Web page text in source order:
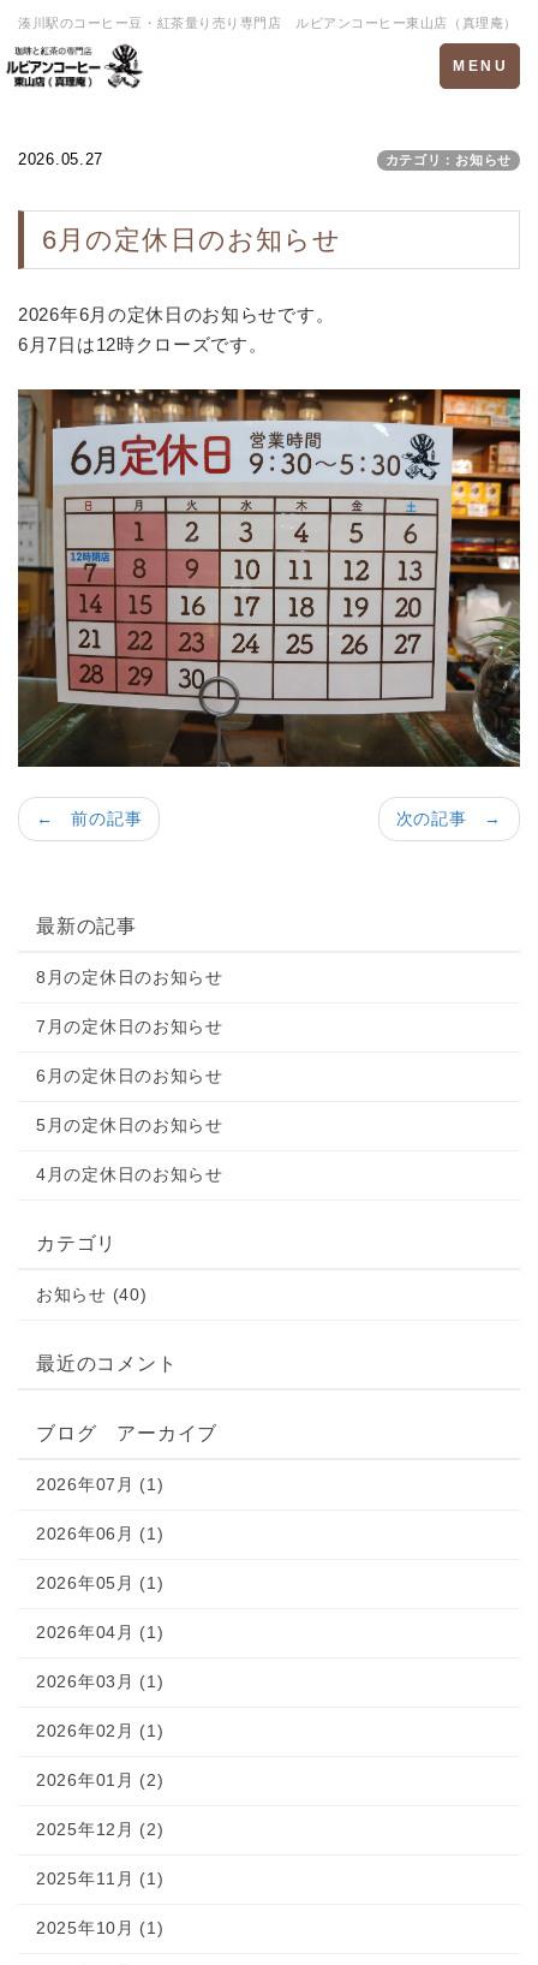
湊川駅のコーヒー豆・紅茶量り売り専門店 ルビアンコーヒー東山店（真理庵）
Toggle
navigation
MENU
2026.05.27 カテゴリ：お知らせ
6月の定休日のお知らせ
2026年6月の定休日のお知らせです。
6月7日は12時クローズです。
次の記事 →
← 前の記事
最新の記事
8月の定休日のお知らせ
7月の定休日のお知らせ
6月の定休日のお知らせ
5月の定休日のお知らせ
4月の定休日のお知らせ
カテゴリ
お知らせ (40)
最近のコメント
ブログ アーカイブ
2026年07月 (1)
2026年06月 (1)
2026年05月 (1)
2026年04月 (1)
2026年03月 (1)
2026年02月 (1)
2026年01月 (2)
2025年12月 (2)
2025年11月 (1)
2025年10月 (1)